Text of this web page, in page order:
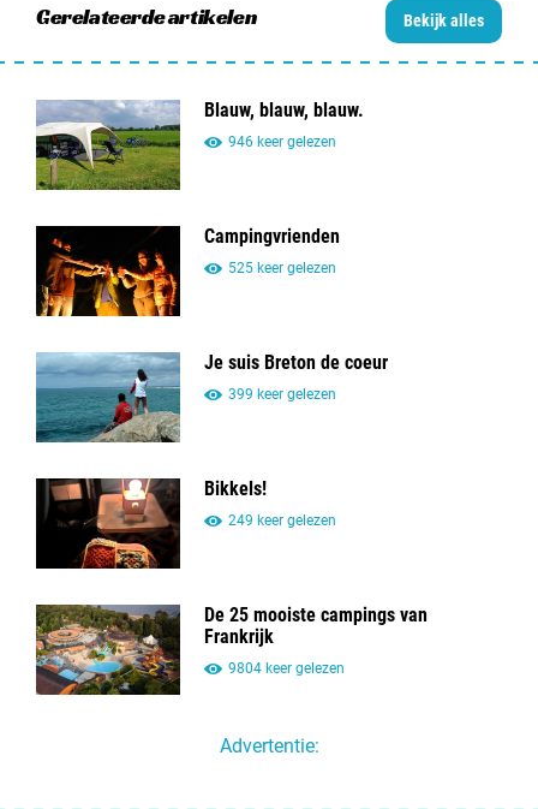
Gerelateerde artikelen Bekijk alles
Blauw, blauw, blauw.
946 keer gelezen
Campingvrienden
525 keer gelezen
Je suis Breton de coeur
399 keer gelezen
Bikkels!
249 keer gelezen
De 25 mooiste campings van
Frankrijk
9804 keer gelezen
Advertentie: